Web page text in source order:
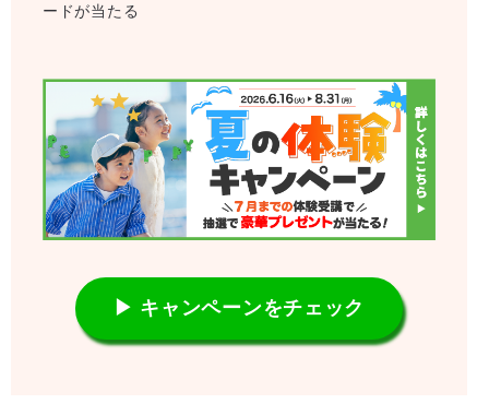
ードが当たる
▶ キャンペーンをチェック